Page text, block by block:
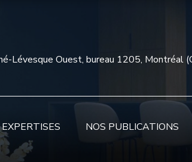
Lévesque Ouest, bureau 1205, Montréal
NOS PUBLICATIONS